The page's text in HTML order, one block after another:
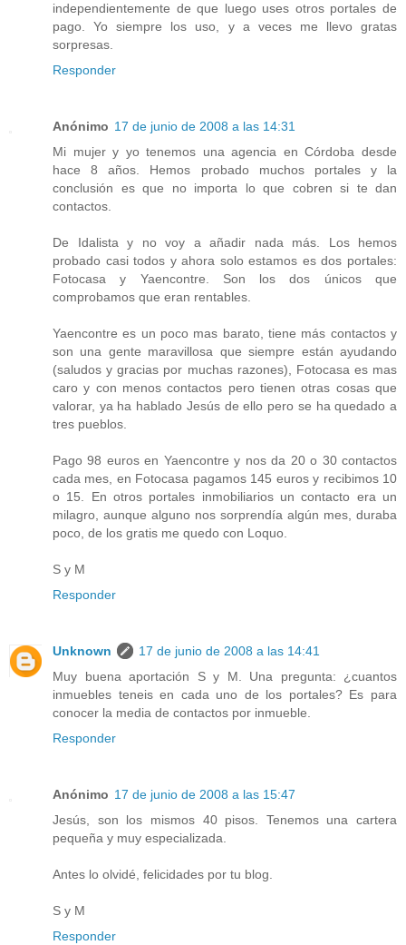
independientemente de que luego uses otros portales de
pago. Yo siempre los uso, y a veces me llevo gratas
sorpresas.
Responder
Anónimo 17 de junio de 2008 a las 14:31
Mi mujer y yo tenemos una agencia en Córdoba desde
hace 8 años. Hemos probado muchos portales y la
conclusión es que no importa lo que cobren si te dan
contactos.
De Idalista y no voy a añadir nada más. Los hemos
probado casi todos y ahora solo estamos es dos portales:
Fotocasa y Yaencontre. Son los dos únicos que
comprobamos que eran rentables.
Yaencontre es un poco mas barato, tiene más contactos y
son una gente maravillosa que siempre están ayudando
(saludos y gracias por muchas razones), Fotocasa es mas
caro y con menos contactos pero tienen otras cosas que
valorar, ya ha hablado Jesús de ello pero se ha quedado a
tres pueblos.
Pago 98 euros en Yaencontre y nos da 20 o 30 contactos
cada mes, en Fotocasa pagamos 145 euros y recibimos 10
o 15. En otros portales inmobiliarios un contacto era un
milagro, aunque alguno nos sorprendía algún mes, duraba
poco, de los gratis me quedo con Loquo.
S y M
Responder
Unknown
17 de junio de 2008 a las 14:41
Muy buena aportación S y M. Una pregunta: ¿cuantos
inmuebles teneis en cada uno de los portales? Es para
conocer la media de contactos por inmueble.
Responder
Anónimo 17 de junio de 2008 a las 15:47
Jesús, son los mismos 40 pisos. Tenemos una cartera
pequeña y muy especializada.
Antes lo olvidé, felicidades por tu blog.
S y M
Responder